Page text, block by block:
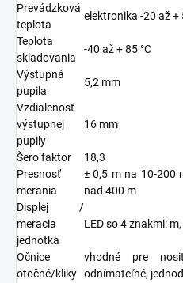
Prevádzková
teplota
elektronika -20 až +
Teplota
skladovania
-40 až + 85 °C
Výstupná
pupila
5,2 mm
Vzdialenosť
výstupnej
pupily
16 mm
Šero faktor
18,3
Presnosť
merania
± 0,5 m na 10-200
nad 400 m
Displej /
meracia
jednotka
LED so 4 znakmi:
Očnice
otočné/kliky
vhodné pre
odnímateľné,